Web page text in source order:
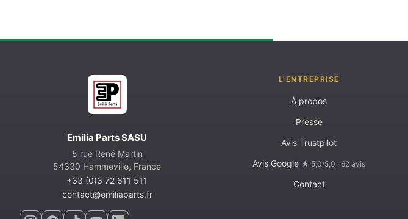
Emilia Parts SASU
5 rue René Martin
54330 Hammeville, France
+33 (0)3 72 611 511
contact@emiliaparts.fr
L'ENTREPRISE
À propos
Presse
Avis Trustpilot
Avis Google ★ 5,0/5,0 · 62 avis
Contact